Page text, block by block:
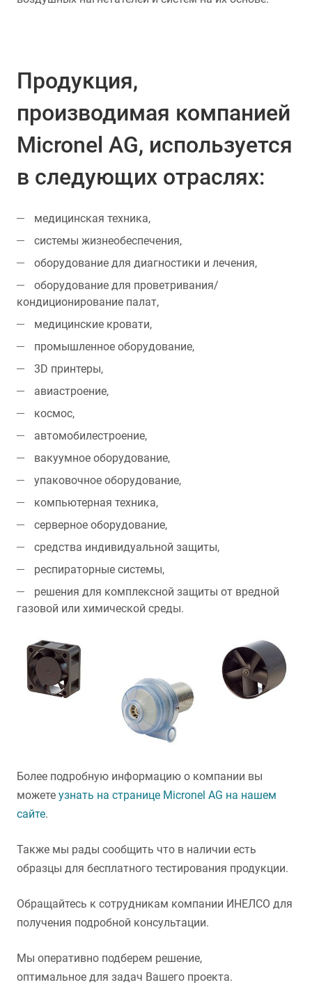
Продукция,
производимая компанией
Micronel AG, используется
в следующих отраслях:
медицинская техника,
системы жизнеобеспечения,
оборудование для диагностики и лечения,
оборудование для проветривания/
кондиционирование палат,
медицинские кровати,
промышленное оборудование,
3D принтеры,
авиастроение,
космос,
автомобилестроение,
вакуумное оборудование,
упаковочное оборудование,
компьютерная техника,
серверное оборудование,
средства индивидуальной защиты,
респираторные системы,
решения для комплексной защиты от вредной
газовой или химической среды.
Более подробную информацию о компании вы
можете узнать на странице Micronel AG на нашем
сайте.
Также мы рады сообщить что в наличии есть
образцы для бесплатного тестирования продукции.
Обращайтесь к сотрудникам компании ИНЕЛСО для
получения подробной консультации.
Мы оперативно подберем решение,
оптимальное для задач Вашего проекта.